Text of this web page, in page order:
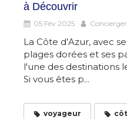
à Découvrir
05 Fév 2025
La Côte d’Azur, avec
plages dorées et ses
l'une des destinations
Si vous êtes p...
voyageur